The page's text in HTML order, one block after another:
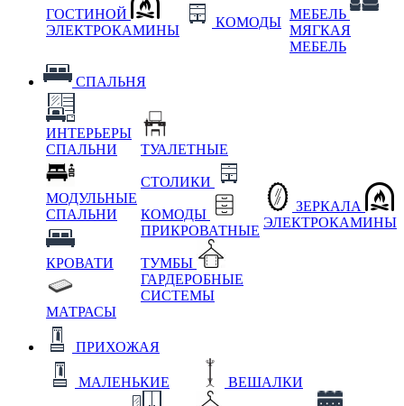
ГОСТИНОЙ
ЭЛЕКТРОКАМИНЫ
КОМОДЫ
МЕБЕЛЬ
МЯГКАЯ
МЕБЕЛЬ
СПАЛЬНЯ
ИНТЕРЬЕРЫ
СПАЛЬНИ
МОДУЛЬНЫЕ
СПАЛЬНИ
КРОВАТИ
МАТРАСЫ
ТУАЛЕТНЫЕ
СТОЛИКИ
КОМОДЫ
ПРИКРОВАТНЫЕ
ТУМБЫ
ГАРДЕРОБНЫЕ
СИСТЕМЫ
ЗЕРКАЛА
ЭЛЕКТРОКАМИНЫ
ПРИХОЖАЯ
МАЛЕНЬКИЕ ВЕШАЛКИ